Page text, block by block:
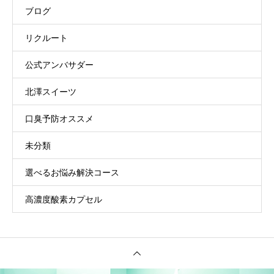
ブログ
リクルート
公式アンバサダー
北澤スイーツ
口臭予防オススメ
未分類
選べるお悩み解決コース
高濃度酸素カプセル